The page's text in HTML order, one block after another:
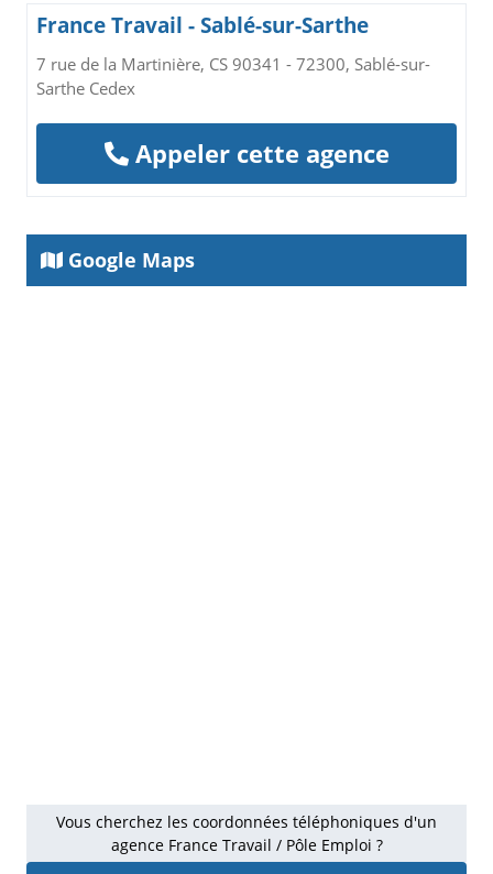
France Travail - Sablé-sur-Sarthe
7 rue de la Martinière, CS 90341 - 72300, Sablé-sur-
Sarthe Cedex
Appeler cette agence
Google Maps
Vous cherchez les coordonnées téléphoniques d'un
agence France Travail / Pôle Emploi ?